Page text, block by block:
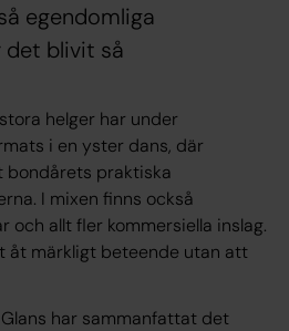
egendomliga
det blivit så
helger har under
i en yster dans, där
bondårets praktiska
I mixen finns också
och allt fler kommersiella inslag.
åt märkligt beteende utan att
har sammanfattat det